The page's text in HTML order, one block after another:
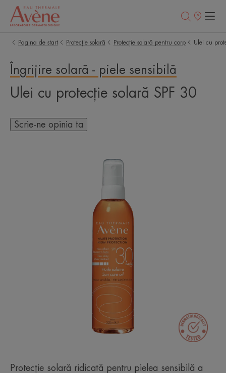
Retailerii
Pagina de start Protecție solară Protecție solară pentru corp Ulei cu
Îngrijire solară - piele sensibilă
Ulei cu protecție solară SPF 30
Scrie-ne opinia ta
Protecție solară ridicată pentru pielea sensibilă a